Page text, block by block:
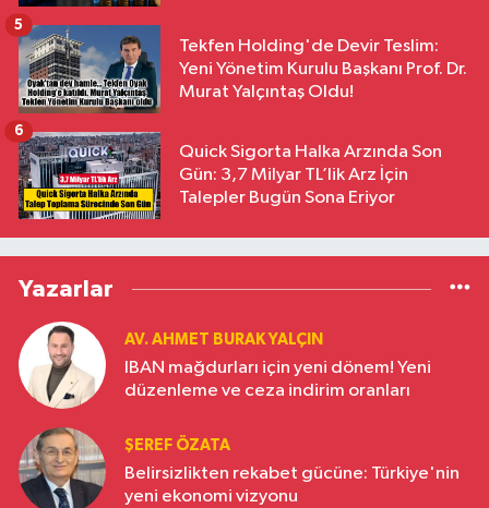
Tekfen Holding'de Devir Teslim:
Yeni Yönetim Kurulu Başkanı Prof. Dr.
Murat Yalçıntaş Oldu!
5
Quick Sigorta Halka Arzında Son
Gün: 3,7 Milyar TL’lik Arz İçin
Talepler Bugün Sona Eriyor
6
Yazarlar
AV. AHMET BURAK YALÇIN
IBAN mağdurları için yeni dönem! Yeni
düzenleme ve ceza indirim oranları
ŞEREF ÖZATA
Belirsizlikten rekabet gücüne: Türkiye'nin
yeni ekonomi vizyonu